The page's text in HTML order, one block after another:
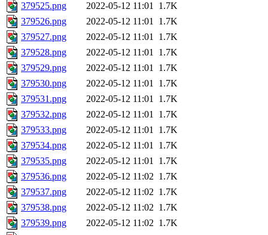
379525.png
2022-05-12 11:01 1.7K
379526.png
2022-05-12 11:01 1.7K
379527.png
2022-05-12 11:01 1.7K
379528.png
2022-05-12 11:01 1.7K
379529.png
2022-05-12 11:01 1.7K
379530.png
2022-05-12 11:01 1.7K
379531.png
2022-05-12 11:01 1.7K
379532.png
2022-05-12 11:01 1.7K
379533.png
2022-05-12 11:01 1.7K
379534.png
2022-05-12 11:01 1.7K
379535.png
2022-05-12 11:01 1.7K
379536.png
2022-05-12 11:02 1.7K
379537.png
2022-05-12 11:02 1.7K
379538.png
2022-05-12 11:02 1.7K
379539.png
2022-05-12 11:02 1.7K